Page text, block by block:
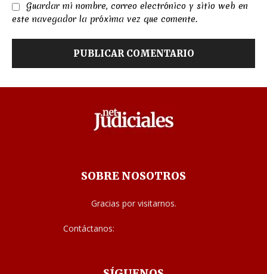
Guardar mi nombre, correo electrónico y sitio web en
este navegador la próxima vez que comente.
SOBRE NOSOTROS
Gracias por visitarnos.
Contáctanos: